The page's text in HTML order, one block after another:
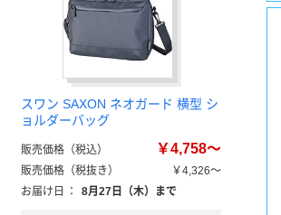
スワン SAXON ネオガード 横型 シ
ョルダーバッグ
販売価格（税込） ￥4,758～
販売価格（税抜き）
￥4,326～
お届け日
： 8月27日（木）まで